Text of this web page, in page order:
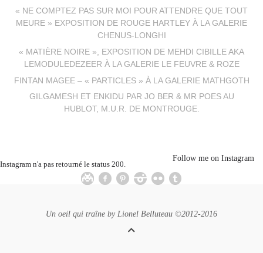
« NE COMPTEZ PAS SUR MOI POUR ATTENDRE QUE TOUT
MEURE » EXPOSITION DE ROUGE HARTLEY À LA GALERIE
CHENUS-LONGHI
« MATIÈRE NOIRE », EXPOSITION DE MEHDI CIBILLE AKA
LEMODULEDEZEER À LA GALERIE LE FEUVRE & ROZE
FINTAN MAGEE – « PARTICLES » À LA GALERIE MATHGOTH
GILGAMESH ET ENKIDU PAR JO BER & MR POES AU
HUBLOT, M.U.R. DE MONTROUGE.
Instagram n'a pas retourné le status 200.
Follow me on Instagram
Un oeil qui traîne by Lionel Belluteau ©2012-2016